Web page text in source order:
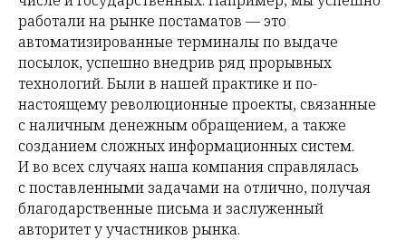
работали на рынке постаматов — это
автоматизированные терминалы по выдаче
посылок, успешно внедрив ряд прорывных
технологий. Были в нашей практике и по-
настоящему революционные проекты, связанные
с наличным денежным обращением, а также
созданием сложных информационных систем.
И во всех случаях наша компания справлялась
с поставленными задачами на отлично, получая
благодарственные письма и заслуженный
авторитет у участников рынка.